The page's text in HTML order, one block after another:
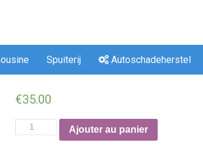
Spuiterij Autoschadeherstel
Remcilinder achter
€35.00
Ajouter au panier